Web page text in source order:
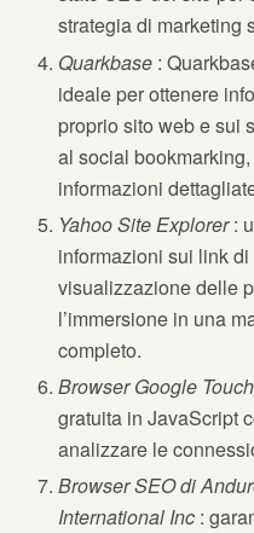
strategia di marketing
Quarkbase :
ideale per ottenere
proprio sito web e sui
al social bookmarking,
informazioni
Yahoo Site Explorer:
informazioni sui link
visualizzazione delle
l’immersione in una
completo.
Browser Google
gratuita in JavaScript
analizzare le
Browser SEO di
International Inc :